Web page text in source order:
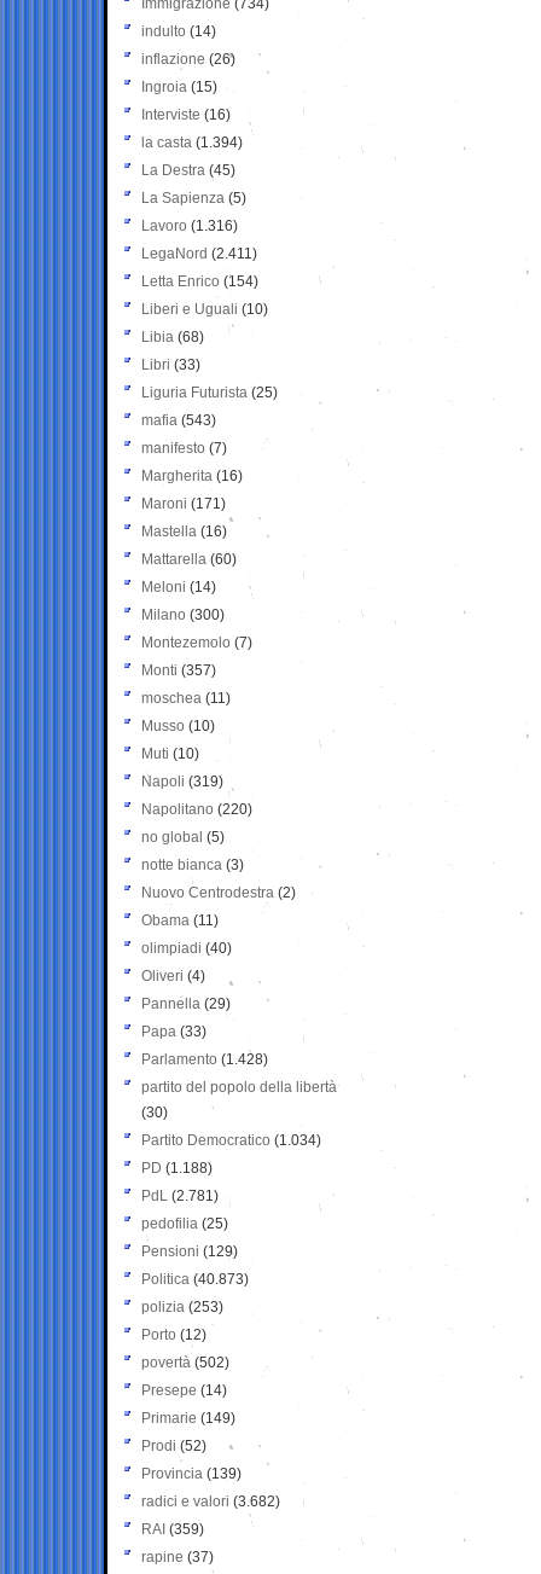
Immigrazione (734)
indulto (14)
inflazione (26)
Ingroia (15)
Interviste (16)
la casta (1.394)
La Destra (45)
La Sapienza (5)
Lavoro (1.316)
LegaNord (2.411)
Letta Enrico (154)
Liberi e Uguali (10)
Libia (68)
Libri (33)
Liguria Futurista (25)
mafia (543)
manifesto (7)
Margherita (16)
Maroni (171)
Mastella (16)
Mattarella (60)
Meloni (14)
Milano (300)
Montezemolo (7)
Monti (357)
moschea (11)
Musso (10)
Muti (10)
Napoli (319)
Napolitano (220)
no global (5)
notte bianca (3)
Nuovo Centrodestra (2)
Obama (11)
olimpiadi (40)
Oliveri (4)
Pannella (29)
Papa (33)
Parlamento (1.428)
partito del popolo della libertà
(30)
Partito Democratico (1.034)
PD (1.188)
PdL (2.781)
pedofilia (25)
Pensioni (129)
Politica (40.873)
polizia (253)
Porto (12)
povertà (502)
Presepe (14)
Primarie (149)
Prodi (52)
Provincia (139)
radici e valori (3.682)
RAI (359)
rapine (37)